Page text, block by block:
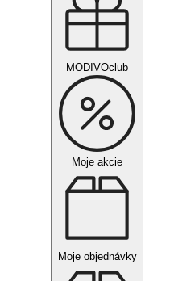
MODIVOclub
Moje akcie
Moje objednávky